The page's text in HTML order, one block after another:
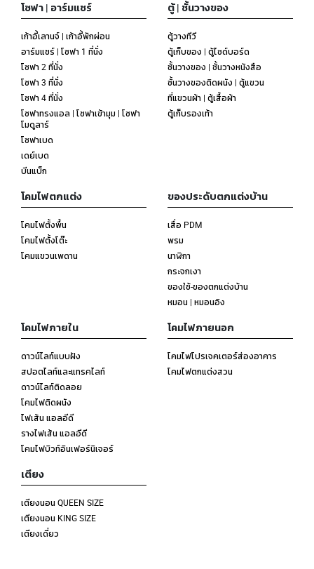
โซฟา | อาร์มแชร์
เก้าอี้เลานจ์ | เก้าอี้พักผ่อน
อาร์มแชร์ | โซฟา 1 ที่นั่ง
โซฟา 2 ที่นั่ง
โซฟา 3 ที่นั่ง
โซฟา 4 ที่นั่ง
โซฟาทรงแอล | โซฟาเข้ามุม | โซฟา
โมดูลาร์
โซฟาเบด
เดย์เบด
บีนแบ็ก
ตู้ | ชั้นวางของ
ตู้วางทีวี
ตู้เก็บของ | ตู้ไซด์บอร์ด
ชั้นวางของ | ชั้นวางหนังสือ
ชั้นวางของติดผนัง | ตู้แขวน
ที่แขวนผ้า | ตู้เสื้อผ้า
ตู้เก็บรองเท้า
โคมไฟตกแต่ง
โคมไฟตั้งพื้น
โคมไฟตั้งโต๊ะ
โคมแขวนเพดาน
ของประดับตกแต่งบ้าน
เสื่อ PDM
พรม
นาฬิกา
กระจกเงา
ของใช้-ของตกแต่งบ้าน
หมอน | หมอนอิง
โคมไฟภายใน
ดาวน์ไลท์แบบฝัง
สปอตไลท์และแทรคไลท์
ดาวน์ไลท์ติดลอย
โคมไฟติดผนัง
ไฟเส้น แอลอีดี
รางไฟเส้น แอลอีดี
โคมไฟบิวท์อินเฟอร์นิเจอร์
โคมไฟภายนอก
โคมไฟโปรเจคเตอร์ส่องอาคาร
โคมไฟตกแต่งสวน
เตียง
เตียงนอน QUEEN SIZE
เตียงนอน KING SIZE
เตียงเดี่ยว